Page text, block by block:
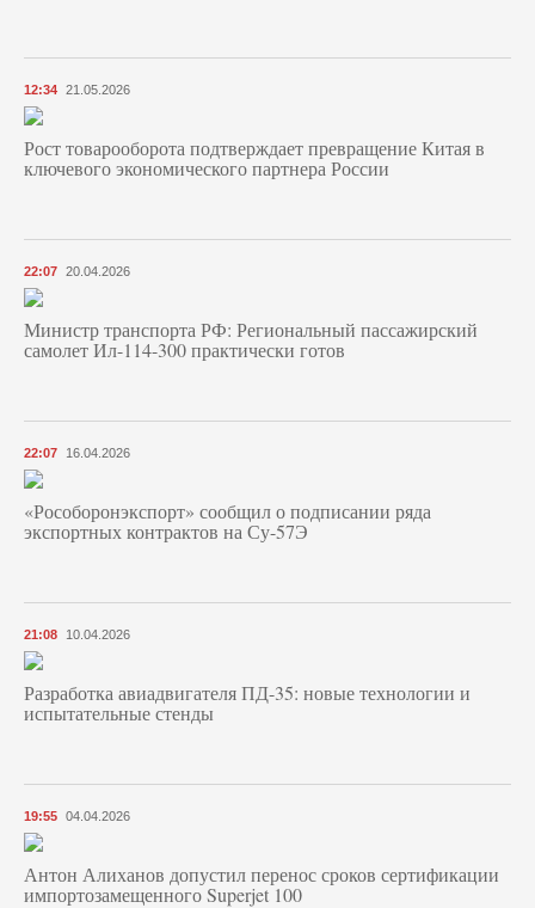
12:34 21.05.2026
Рост товарооборота подтверждает превращение Китая в
ключевого экономического партнера России
22:07 20.04.2026
Министр транспорта РФ: Региональный пассажирский
самолет Ил-114-300 практически готов
22:07 16.04.2026
«Рособоронэкспорт» сообщил о подписании ряда
экспортных контрактов на Су-57Э
21:08 10.04.2026
Разработка авиадвигателя ПД-35: новые технологии и
испытательные стенды
19:55 04.04.2026
Антон Алиханов допустил перенос сроков сертификации
импортозамещенного Superjet 100